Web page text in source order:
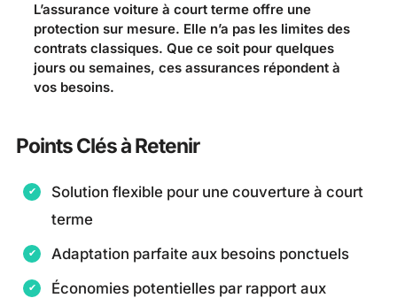
L’assurance voiture à court terme offre une
protection sur mesure. Elle n’a pas les limites des
contrats classiques. Que ce soit pour quelques
jours ou semaines, ces assurances répondent à
vos besoins.
Points Clés à Retenir
Solution flexible pour une couverture à court
terme
Adaptation parfaite aux besoins ponctuels
Économies potentielles par rapport aux